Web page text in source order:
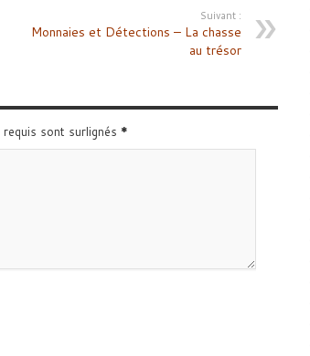
Suivant :
Monnaies et Détections – La chasse
au trésor
sont surlignés *